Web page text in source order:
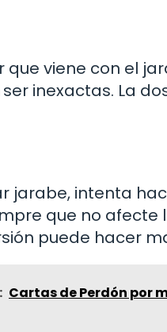
que viene con el
inexactas. La
jarabe, intenta
que no afecte
puede hacer
Cartas de Perdón por